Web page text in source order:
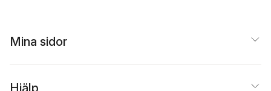
Mina sidor
Hjälp